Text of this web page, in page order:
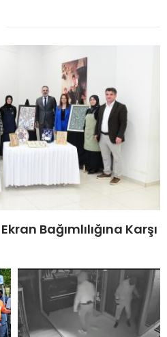
Bağımlılığına Karşı